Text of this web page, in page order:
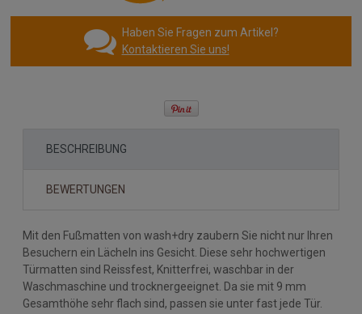
Haben Sie Fragen zum Artikel?
Kontaktieren Sie uns!
BESCHREIBUNG
BEWERTUNGEN
Mit den Fußmatten von wash+dry zaubern Sie nicht nur Ihren
Besuchern ein Lächeln ins Gesicht. Diese sehr hochwertigen
Türmatten sind Reissfest, Knitterfrei, waschbar in der
Waschmaschine und trocknergeeignet. Da sie mit 9 mm
Gesamthöhe sehr flach sind, passen sie unter fast jede Tür.